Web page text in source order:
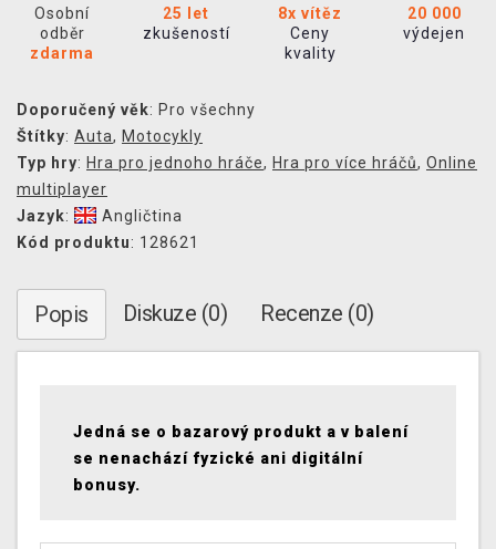
Osobní
odběr
zdarma
25 let
zkušeností
8x vítěz
Ceny
kvality
20 000
výdejen
Doporučený věk: Pro všechny
Štítky: Auta, Motocykly
Typ hry: Hra pro jednoho hráče, Hra pro více hráčů, Online
multiplayer
Jazyk:
Angličtina
Kód produktu: 128621
Popis Diskuze (0) Recenze (0)
Jedná se o bazarový produkt a v balení
se nenachází fyzické ani digitální
bonusy.